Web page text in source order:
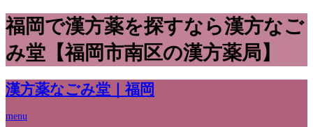
福岡で漢方薬を探すなら漢方なご
み堂【福岡市南区の漢方薬局】
漢方薬なごみ堂｜福岡
menu